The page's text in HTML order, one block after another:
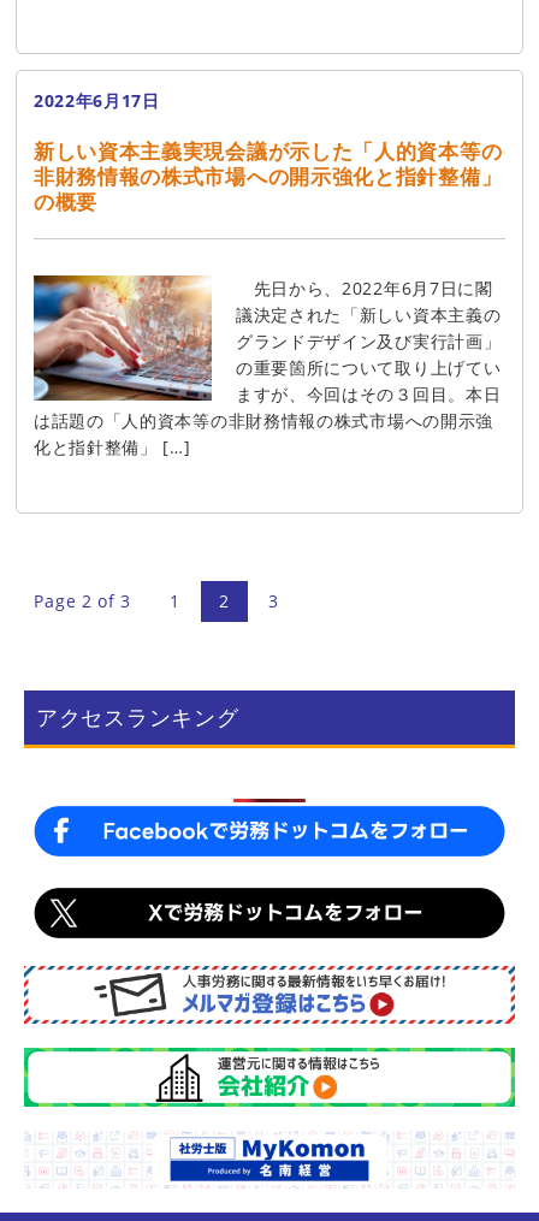
2022年6月17日
新しい資本主義実現会議が示した「人的資本等の
非財務情報の株式市場への開示強化と指針整備」
の概要
先日から、2022年6月7日に閣
議決定された「新しい資本主義の
グランドデザイン及び実行計画」
の重要箇所について取り上げてい
ますが、今回はその３回目。本日
は話題の「人的資本等の非財務情報の株式市場への開示強
化と指針整備」 […]
Page 2 of 3 1 2 3
アクセスランキング